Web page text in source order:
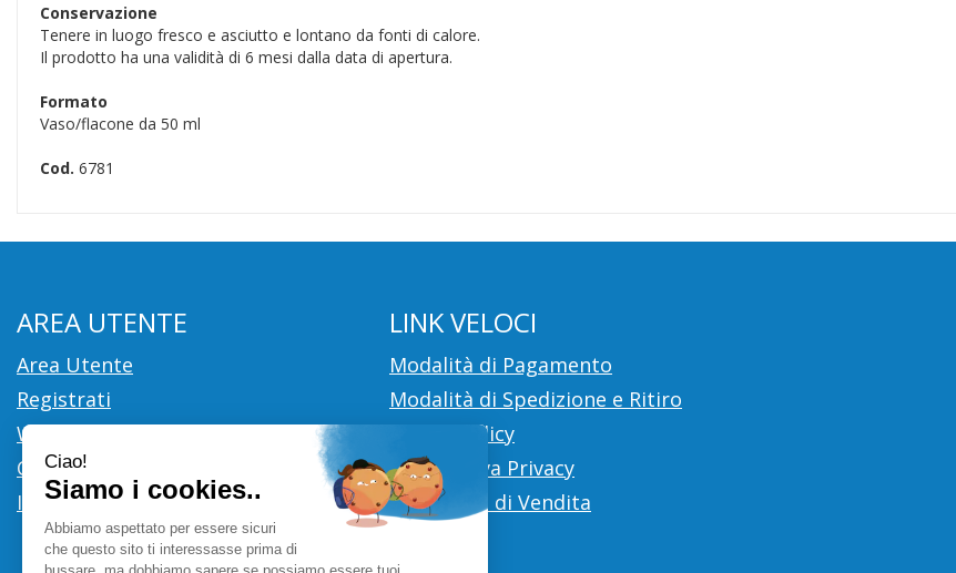
Conservazione
Tenere in luogo fresco e asciutto e lontano da fonti di calore.
Il prodotto ha una validità di 6 mesi dalla data di apertura.
Formato
Vaso/flacone da 50 ml
Cod. 6781
AREA UTENTE
Area Utente
Registrati
Wishlist
Contatti
Iscrizione alla Newsletter
LINK VELOCI
Modalità di Pagamento
Modalità di Spedizione e Ritiro
Cookie Policy
Informativa Privacy
Condizioni di Vendita